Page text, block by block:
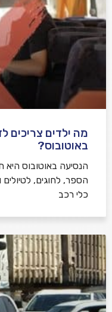
מה ילדים צריכים
באוטובוס?
הנסיעה באוטובוס היא
הספר, לחוגים, לטיולים
כלי רכב